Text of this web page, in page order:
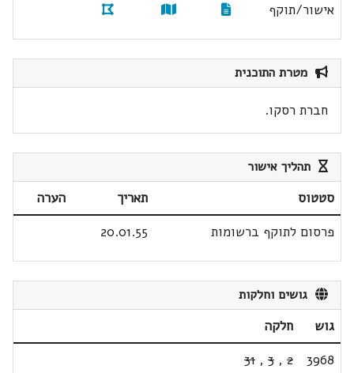
אישור/תוקף
מטרת התוכנית
חברת רסקו.
תהליך אישור
סטטוס תאריך
הערה
פרסום לתוקף ברשומות
20.01.55
גושים וחלקות
גוש
חלקה
3968
2
,
3
,
31